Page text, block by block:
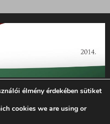
2014. évi működésének
14-P-0121 sz. támogatási
Ft összegben támogatta az
Minisztériuma.”
élmény érdekében sütiket
cookies we are using or